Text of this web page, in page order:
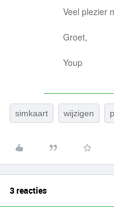
Veel plezier
Groet,
Youp
simkaart wijzigen
3 reacties